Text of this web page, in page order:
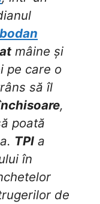
mâine și
pe care o
să îl
,
poată
TPI a
în
de